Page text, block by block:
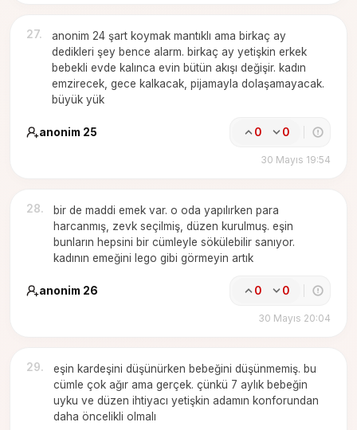
27.
anonim 24 şart koymak mantıklı ama birkaç ay
dedikleri şey bence alarm. birkaç ay yetişkin erkek
bebekli evde kalınca evin bütün akışı değişir. kadın
emzirecek, gece kalkacak, pijamayla dolaşamayacak.
büyük yük
anonim 25 0 0
30 Mayıs 19:54
28.
bir de maddi emek var. o oda yapılırken para
harcanmış, zevk seçilmiş, düzen kurulmuş. eşin
bunların hepsini bir cümleyle sökülebilir sanıyor.
kadının emeğini lego gibi görmeyin artık
anonim 26 0 0
30 Mayıs 20:04
29.
eşin kardeşini düşünürken bebeğini düşünmemiş. bu
cümle çok ağır ama gerçek. çünkü 7 aylık bebeğin
uyku ve düzen ihtiyacı yetişkin adamın konforundan
daha öncelikli olmalı